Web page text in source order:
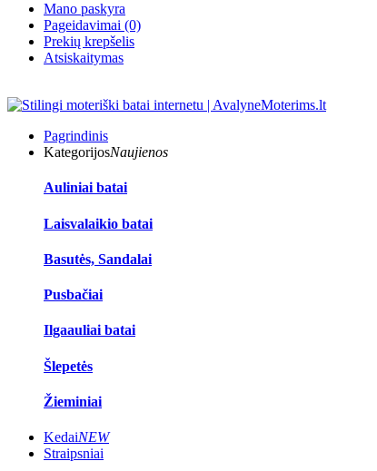
Mano paskyra
Pageidavimai (0)
Prekių krepšelis
Atsiskaitymas
Pagrindinis
KategorijosNaujienos
Auliniai batai
Laisvalaikio batai
Basutės, Sandalai
Pusbačiai
Ilgaauliai batai
Šlepetės
Žieminiai
KedaiNEW
Straipsniai